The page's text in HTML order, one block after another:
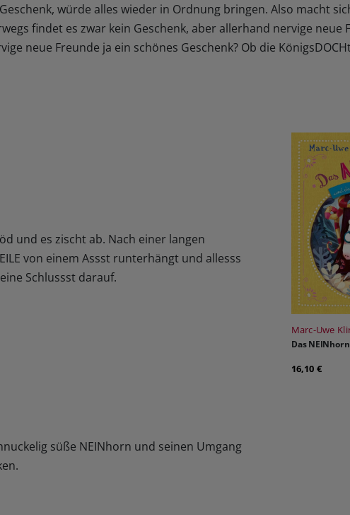
würde alles wieder in Ordnung bringen. Also macht
findet es zwar kein Geschenk, aber allerhand nervige neue
neue Freunde ja ein schönes Geschenk? Ob die
und es zischt ab. Nach einer langen
von einem Assst runterhängt und allesss
Schlussst darauf.
süße NEINhorn und seinen Umgang
Marc-Uwe
Das
16,10 €